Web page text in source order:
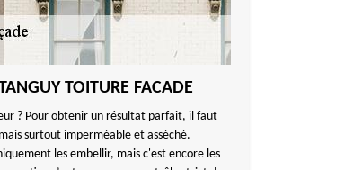
TOITURE FACADE
? Pour obtenir un résultat parfait, il faut
surtout imperméable et asséché.
les embellir, mais c'est encore les